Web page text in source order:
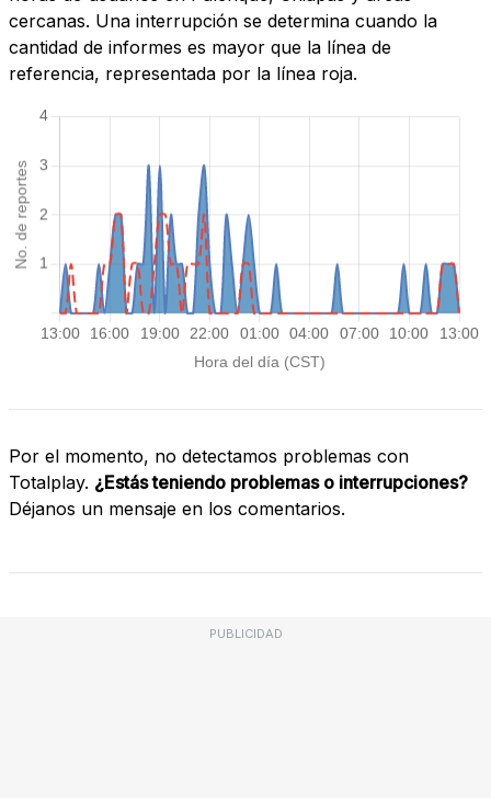
cercanas. Una interrupción se determina cuando la
cantidad de informes es mayor que la línea de
referencia, representada por la línea roja.
Por el momento, no detectamos problemas con
Totalplay. ¿Estás teniendo problemas o interrupciones?
Déjanos un mensaje en los comentarios.
PUBLICIDAD